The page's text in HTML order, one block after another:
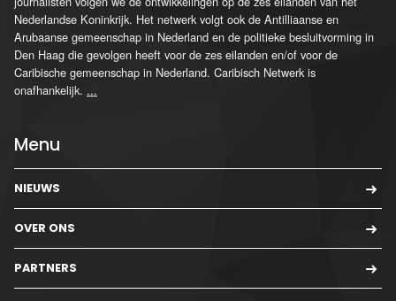
Nederlandse Koninkrijk. Het netwerk volgt ook de Antilliaanse en
Arubaanse gemeenschap in Nederland en de politieke besluitvorming in
Den Haag die gevolgen heeft voor de zes eilanden en/of voor de
Caribische gemeenschap in Nederland. Caribisch Netwerk is
onafhankelijk. ...
Menu
NIEUWS
OVER ONS
PARTNERS